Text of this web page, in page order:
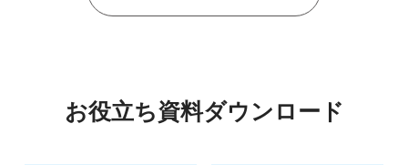
お役立ち資料ダウンロード